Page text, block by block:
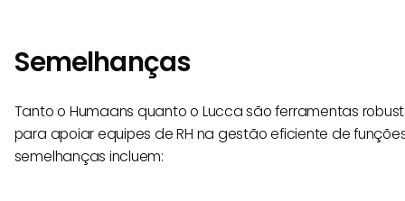
Semelhanças
Tanto o Humaans quanto o Lucca são ferramentas
para apoiar equipes de RH na gestão eficiente de
semelhanças incluem: